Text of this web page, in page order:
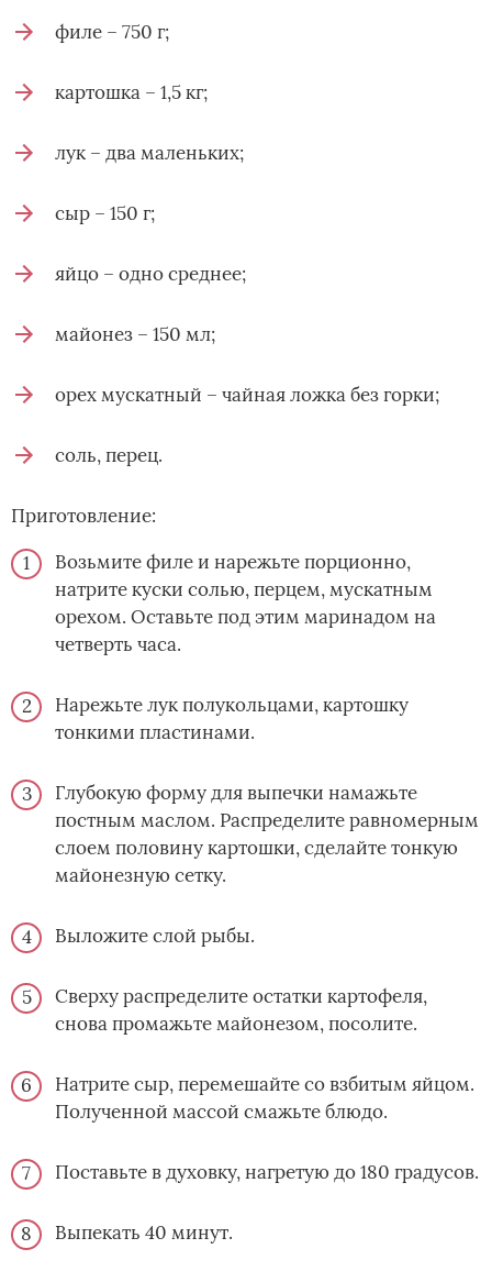
филе – 750 г;
картошка – 1,5 кг;
лук – два маленьких;
сыр – 150 г;
яйцо – одно среднее;
майонез – 150 мл;
орех мускатный – чайная ложка без горки;
соль, перец.
Приготовление:
Возьмите филе и нарежьте порционно,
натрите куски солью, перцем, мускатным
орехом. Оставьте под этим маринадом на
четверть часа.
Нарежьте лук полукольцами, картошку
тонкими пластинами.
Глубокую форму для выпечки намажьте
постным маслом. Распределите равномерным
слоем половину картошки, сделайте тонкую
майонезную сетку.
Выложите слой рыбы.
Сверху распределите остатки картофеля,
снова промажьте майонезом, посолите.
Натрите сыр, перемешайте со взбитым яйцом.
Полученной массой смажьте блюдо.
Поставьте в духовку, нагретую до 180 градусов.
Выпекать 40 минут.